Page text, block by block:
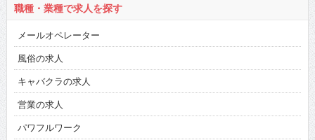
職種・業種で求人を探す
メールオペレーター
風俗の求人
キャバクラの求人
営業の求人
パワフルワーク